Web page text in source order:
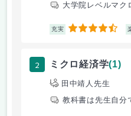
大学院レベルマク
充実 4.5
2 ミクロ経済学(1)
田中靖人先生
教科書は先生自分